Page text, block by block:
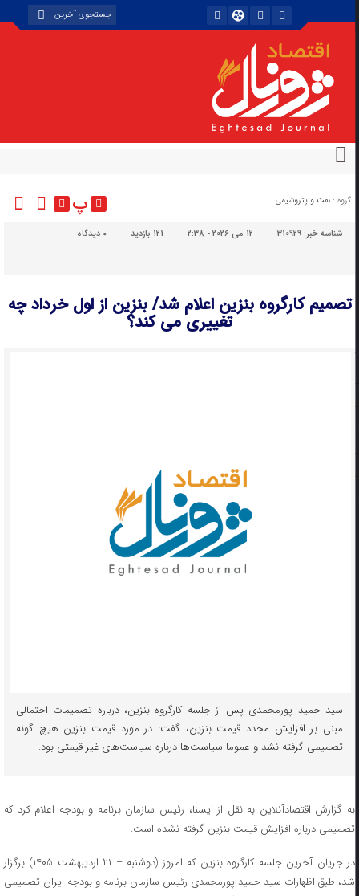
گروه : نفت و پتروشیمی پ
شناسه خبر:310929 12 می 2026 - 2:38 121 بازدید دیدگاه
تصمیم کارگروه بنزین اعلام شد/ بنزین از اول خرداد چه
تغییری می کند؟
سید حمید پورمحمدی پس از جلسه کارگروه بنزین، درباره تصمیمات احتمالی
مبنی بر افزایش مجدد قیمت بنزین، گفت: در مورد قیمت بنزین هیچ گونه
تصمیمی گرفته نشد و عموما سیاست‌ها درباره سیاست‌های غیر قیمتی بود.
به گزارش اقتصادآنلاین به نقل از ایسنا، رئیس سازمان برنامه و بودجه اعلام کرد که
تصمیمی درباره افزایش قیمت بنزین گرفته نشده است.
در جریان آخرین جلسه کارگروه بنزین که امروز (دوشنبه – ۲۱ اردیبهشت ۱۴۰۵) برگزار
شد، طبق اظهارات سید حمید پورمحمدی رئیس سازمان برنامه و بودجه ایران تصمیمی